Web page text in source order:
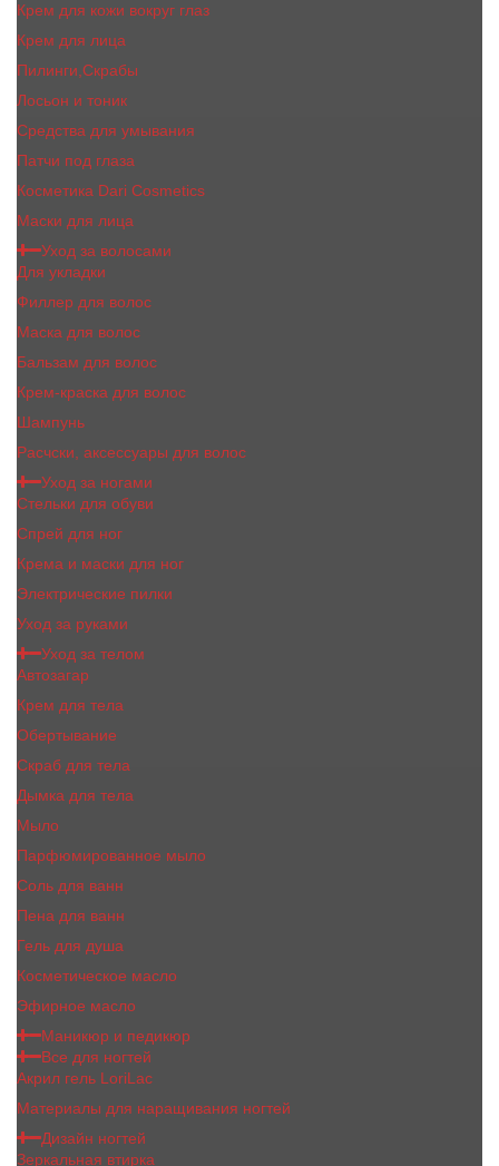
Крем для кожи вокруг глаз
Крем для лица
Пилинги,Скрабы
Лосьон и тоник
Средства для умывания
Патчи под глаза
Косметика Dari Cosmetics
Маски для лица
Уход за волосами
Для укладки
Филлер для волос
Маска для волос
Бальзам для волос
Крем-краска для волос
Шампунь
Расчски, аксессуары для волос
Уход за ногами
Стельки для обуви
Спрей для ног
Крема и маски для ног
Электрические пилки
Уход за руками
Уход за телом
Автозагар
Крем для тела
Обертывание
Скраб для тела
Дымка для тела
Мыло
Парфюмированное мыло
Соль для ванн
Пена для ванн
Гель для душа
Косметическое масло
Эфирное масло
Маникюр и педикюр
Все для ногтей
Акрил гель LoriLac
Материалы для наращивания ногтей
Дизайн ногтей
Зеркальная втирка